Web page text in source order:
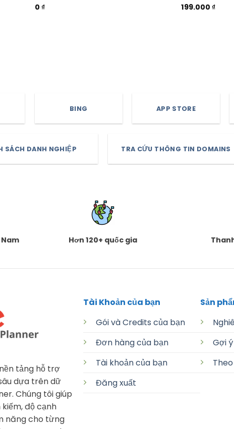
0 ₫
199.000 ₫
BING APP STORE
SÁCH DANH NGHIỆP TRA CỨU THÔNG TIN DOMAINS
Hơn 120+ quốc gia
tảng hỗ trợ
dựa trên dữ
Chúng tôi giúp
độ cạnh
năng cho từng
Tài Khoản của bạn
Gói và Credits của bạn
Đơn hàng của bạn
Tài khoản của bạn
Đăng xuất
Sản
Gợi